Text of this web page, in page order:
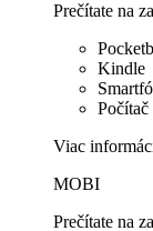
Prečítate na
Kindle
Viac
MOBI
Prečítate na